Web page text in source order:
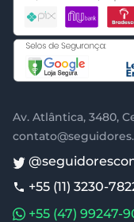
Av. Atlântica, 3480,
+55 (11) 3230-
+55 (47) 99247-